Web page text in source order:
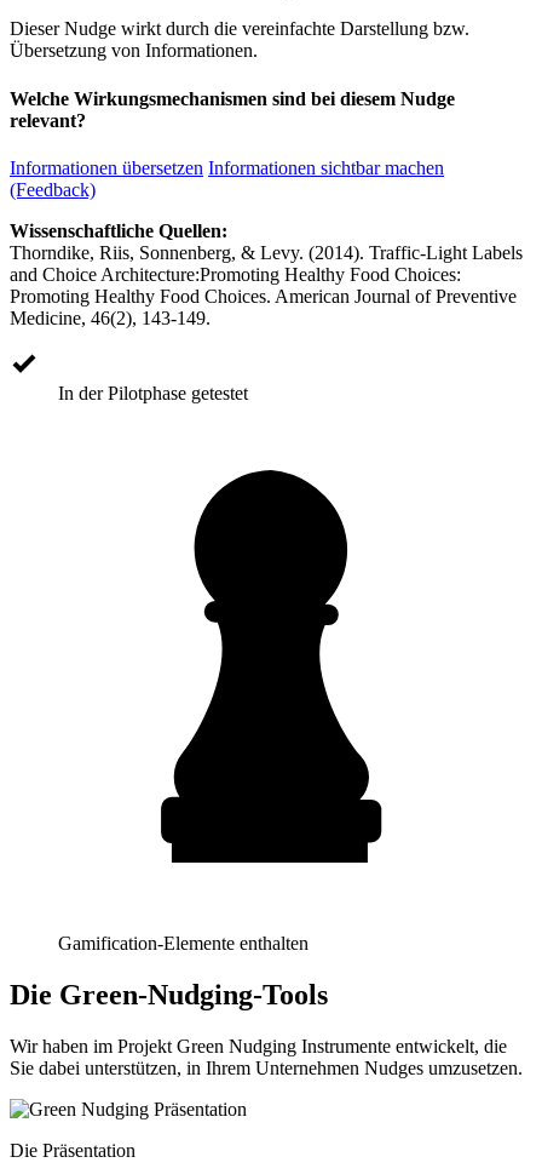
Dieser Nudge wirkt durch die vereinfachte Darstellung bzw.
Übersetzung von Informationen.
Welche Wirkungsmechanismen sind bei diesem Nudge
relevant?
Informationen übersetzen Informationen sichtbar machen
(Feedback)
Wissenschaftliche Quellen:
Thorndike, Riis, Sonnenberg, & Levy. (2014). Traffic-Light Labels
and Choice Architecture:Promoting Healthy Food Choices:
Promoting Healthy Food Choices. American Journal of Preventive
Medicine, 46(2), 143-149.
In der Pilotphase getestet
Gamification-Elemente enthalten
Die Green-Nudging-Tools
Wir haben im Projekt Green Nudging Instrumente entwickelt, die
Sie dabei unterstützen, in Ihrem Unternehmen Nudges umzusetzen.
Die Präsentation